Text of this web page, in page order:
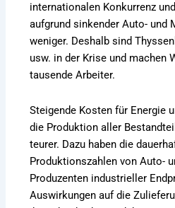
internationalen Konkurrenz
aufgrund sinkender Auto- und
weniger. Deshalb sind
usw. in der Krise und machen
tausende Arbeiter.
Steigende Kosten für Energie
die Produktion aller
teurer. Dazu haben die
Produktionszahlen von Auto-
Produzenten industrieller
Auswirkungen auf die